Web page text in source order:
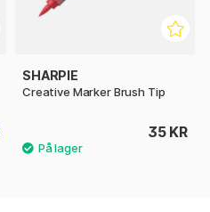
SHARPIE
Creative Marker Brush Tip
35 KR